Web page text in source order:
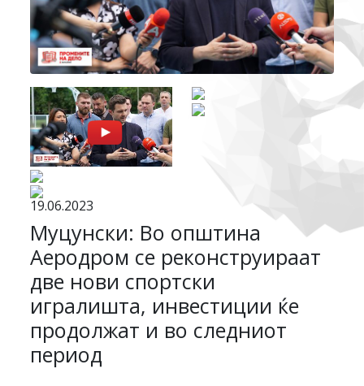
19.06.2023
Муцунски: Во општина
Аеродром се реконструираат
две нови спортски
игралишта, инвестиции ќе
продолжат и во следниот
период